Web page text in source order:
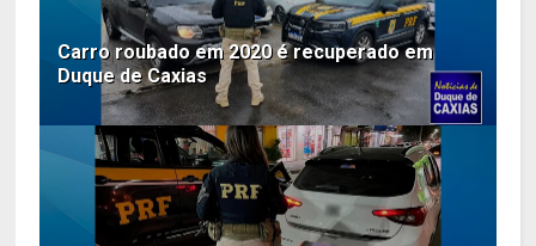
Carro roubado em 2020 é recuperado em
Duque de Caxias